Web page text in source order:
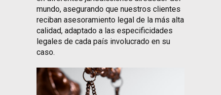
mundo, asegurando que nuestros clientes
reciban asesoramiento legal de la más alta
calidad, adaptado a las especificidades
legales de cada país involucrado en su
caso.